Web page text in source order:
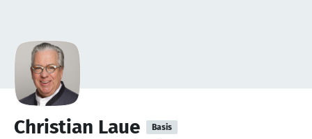
Christian Laue Basis